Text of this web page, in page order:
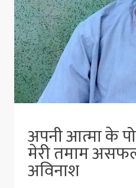
अपनी आत्मा के
मेरी तमाम
अविनाश